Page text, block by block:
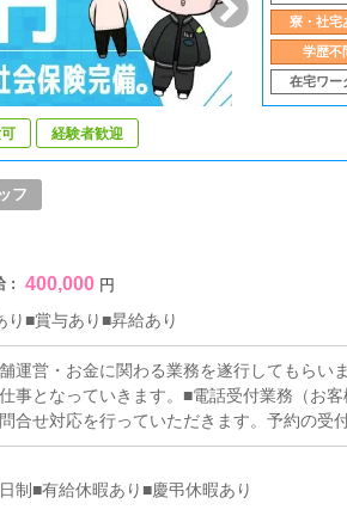
寮・社宅
学歴不
在宅ワー
経験者歓迎
フ
: 400,000 円
り■賞与あり■昇給あり
運営・お金に関わる業務を遂行してもらい
事となっていきます。■電話受付業務（お
合せ対応を行っていただきます。予約の受
後はキャストやドライバーに通達します。
していただきます。【新規のお客様の増加
制■有給休暇あり■慶弔休暇あり